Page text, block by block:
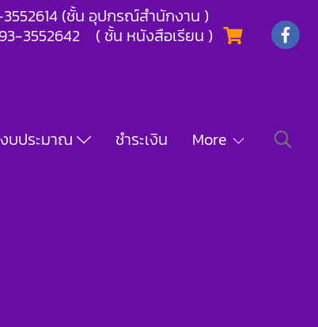
(ชั้น อุปกรณ์สำนักงาน )
3552642 ( ชั้น หนังสือเรียน )
งบประมาณ ชำระเงิน More